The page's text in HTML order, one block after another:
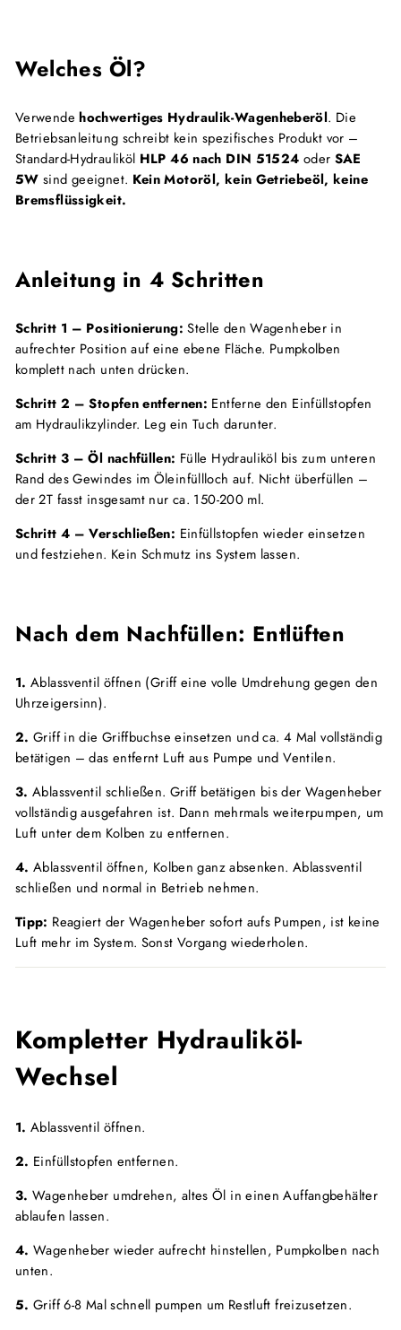
Welches Öl?
Verwendehochwertiges Hydraulik-Wagenheberöl. Die
Betriebsanleitung schreibt kein spezifisches Produkt vor –
Standard-Hydrauliköl HLP 46 nach DIN 51524 oder SAE
5W sind geeignet. Kein Motoröl, kein Getriebeöl, keine
Bremsflüssigkeit.
Anleitung in 4 Schritten
Schritt 1 – Positionierung: Stelle den Wagenheber in
aufrechter Position auf eine ebene Fläche. Pumpkolben
komplett nach unten drücken.
Schritt 2 – Stopfen entfernen: Entferne den Einfüllstopfen
am Hydraulikzylinder. Leg ein Tuch darunter.
Schritt 3 – Öl nachfüllen: Fülle Hydrauliköl bis zum unteren
Rand des Gewindes im Öleinfüllloch auf. Nicht überfüllen –
der 2T fasst insgesamt nur ca. 150-200 ml.
Schritt 4 – Verschließen: Einfüllstopfen wieder einsetzen
und festziehen. Kein Schmutz ins System lassen.
Nach dem Nachfüllen: Entlüften
1. Ablassventil öffnen (Griff eine volle Umdrehung gegen den
Uhrzeigersinn).
2. Griff in die Griffbuchse einsetzen und ca. 4 Mal vollständig
betätigen – das entfernt Luft aus Pumpe und Ventilen.
3. Ablassventil schließen. Griff betätigen bis der Wagenheber
vollständig ausgefahren ist. Dann mehrmals weiterpumpen, um
Luft unter dem Kolben zu entfernen.
4. Ablassventil öffnen, Kolben ganz absenken. Ablassventil
schließen und normal in Betrieb nehmen.
Tipp: Reagiert der Wagenheber sofort aufs Pumpen, ist keine
Luft mehr im System. Sonst Vorgang wiederholen.
Kompletter Hydrauliköl-
Wechsel
1. Ablassventil öffnen.
2. Einfüllstopfen entfernen.
3. Wagenheber umdrehen, altes Öl in einen Auffangbehälter
ablaufen lassen.
4. Wagenheber wieder aufrecht hinstellen, Pumpkolben nach
unten.
5. Griff 6-8 Mal schnell pumpen um Restluft freizusetzen.